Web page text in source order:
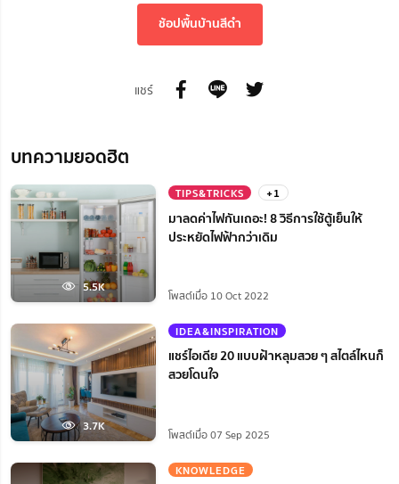
ช้อปพื้นบ้านสีดำ
แชร์
บทความยอดฮิต
5.5K
TIPS&TRICKS +1
มาลดค่าไฟกันเถอะ! 8 วิธีการใช้ตู้เย็นให้
ประหยัดไฟฟ้ากว่าเดิม
โพสต์เมื่อ 10 Oct 2022
3.7K
IDEA&INSPIRATION
แชร์ไอเดีย 20 แบบฝ้าหลุมสวย ๆ สไตล์ไหนก็
สวยโดนใจ
โพสต์เมื่อ 07 Sep 2025
KNOWLEDGE